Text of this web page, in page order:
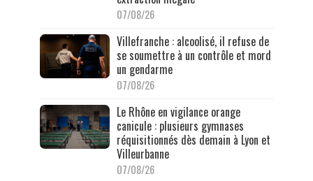
07/08/26
Villefranche : alcoolisé, il refuse de
se soumettre à un contrôle et mord
un gendarme
07/08/26
Le Rhône en vigilance orange
canicule : plusieurs gymnases
réquisitionnés dès demain à Lyon et
Villeurbanne
07/08/26